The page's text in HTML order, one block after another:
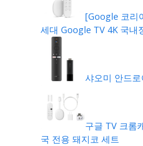
[Google 코리
세대 Google TV 4K 국내
샤오미 안드
구글 TV 크롬
국 전용 돼지코 세트